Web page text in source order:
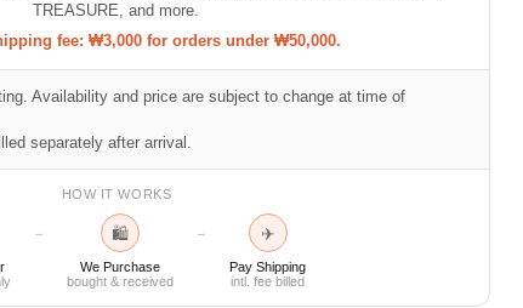
TREASURE, and more.
fee: ₩3,000 for orders under ₩50,000.
Availability and price are subject to change at time of
separately after arrival.
HOW IT WORKS
→ 🛍
We Purchase
bought & received
→ ✈
Pay Shipping
intl. fee billed